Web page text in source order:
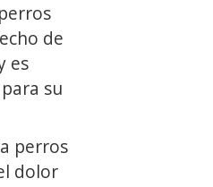
de
es
su
perros
dolor